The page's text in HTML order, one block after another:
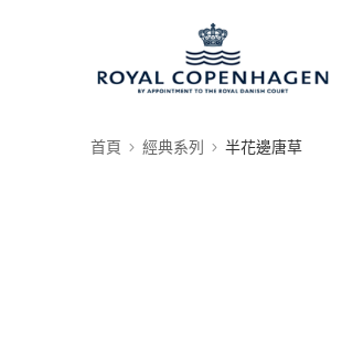
首頁 經典系列 半花邊唐草